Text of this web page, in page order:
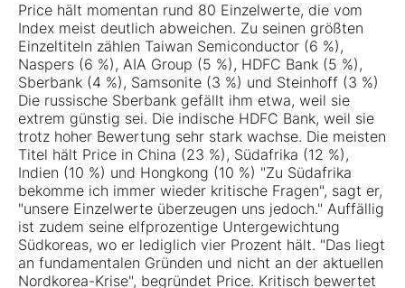
Price hält momentan rund 80 Einzelwerte, die vom
Index meist deutlich abweichen. Zu seinen größten
Einzeltiteln zählen Taiwan Semiconductor (6 %),
Naspers (6 %), AIA Group (5 %), HDFC Bank (5 %),
Sberbank (4 %), Samsonite (3 %) und Steinhoff (3 %)
Die russische Sberbank gefällt ihm etwa, weil sie
extrem günstig sei. Die indische HDFC Bank, weil sie
trotz hoher Bewertung sehr stark wachse. Die meisten
Titel hält Price in China (23 %), Südafrika (12 %),
Indien (10 %) und Hongkong (10 %) "Zu Südafrika
bekomme ich immer wieder kritische Fragen", sagt er,
"unsere Einzelwerte überzeugen uns jedoch." Auffällig
ist zudem seine elfprozentige Untergewichtung
Südkoreas, wo er lediglich vier Prozent hält. "Das liegt
an fundamentalen Gründen und nicht an der aktuellen
Nordkorea-Krise", begründet Price. Kritisch bewertet